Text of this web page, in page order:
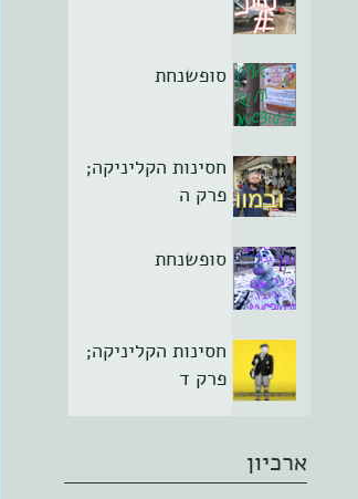
סופשנחת
חסינות הקליניקה;
פרק ה
סופשנחת
חסינות הקליניקה;
פרק ד
ארכיון